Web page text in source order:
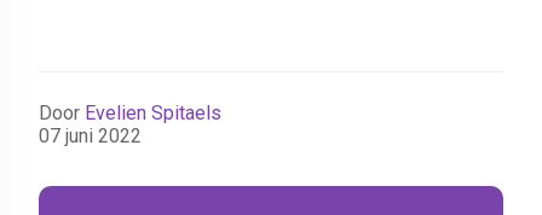
Door Evelien Spitaels
07 juni 2022